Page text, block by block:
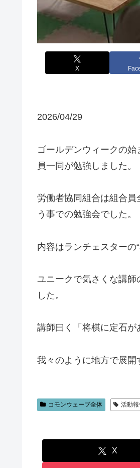
X
2026/04/29
ゴールデンウィークの
員一同が勉強しました。
労働者協同組合は組合
う事での勉強会でした。
内容はランチェスターの
ユニークで気さくな講師
した。
講師曰く「将棋に定石が
我々のように地方で展
コモンウェーブ全体 活動報
X